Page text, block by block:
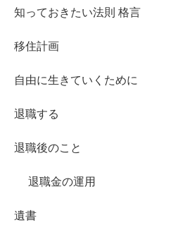
知っておきたい法則 格言
移住計画
自由に生きていくために
退職する
退職後のこと
退職金の運用
遺書